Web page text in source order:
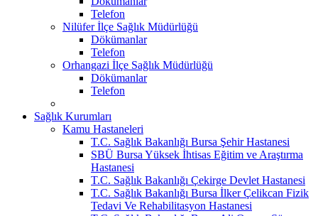
Telefon
Nilüfer İlçe Sağlık Müdürlüğü
Dökümanlar
Telefon
Orhangazi İlçe Sağlık Müdürlüğü
Dökümanlar
Telefon
Sağlık Kurumları
Kamu Hastaneleri
T.C. Sağlık Bakanlığı Bursa Şehir Hastanesi
SBÜ Bursa Yüksek İhtisas Eğitim ve Araştırma
Hastanesi
T.C. Sağlık Bakanlığı Çekirge Devlet Hastanesi
T.C. Sağlık Bakanlığı Bursa İlker Çelikcan Fizik
Tedavi Ve Rehabilitasyon Hastanesi